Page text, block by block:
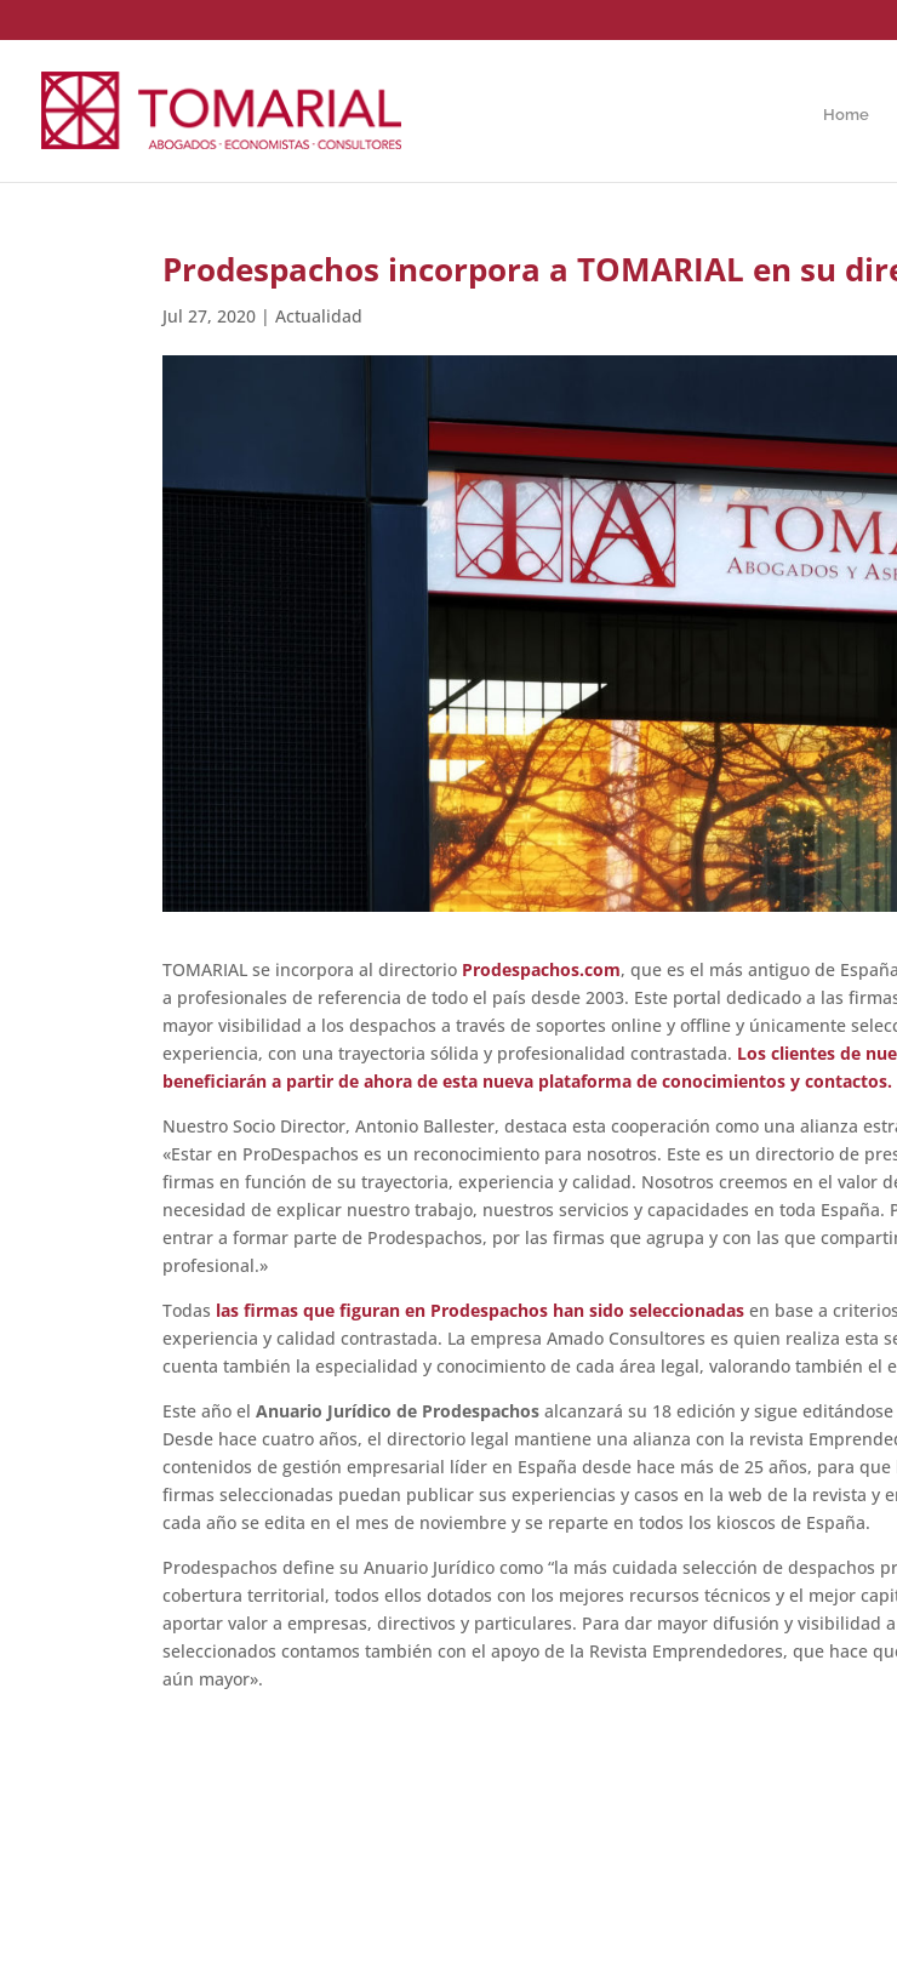
Home
Prodespachos incorpora a TOMARIAL en su
Jul 27, 2020 |Actualidad
TOMARIAL se incorpora al directorio Prodespachos.com, que es el más antiguo de
a profesionales de referencia de todo el país desde 2003. Este portal dedicado a las
mayor visibilidad a los despachos a través de soportes online y offline y únicamente
experiencia, con una trayectoria sólida y profesionalidad contrastada. Los clientes de
beneficiarán a partir de ahora de esta nueva plataforma de conocimientos y contactos.
Nuestro Socio Director, Antonio Ballester, destaca esta cooperación como una alianza
«Estar en ProDespachos es un reconocimiento para nosotros. Este es un directorio de
firmas en función de su trayectoria, experiencia y calidad. Nosotros creemos en el valor
necesidad de explicar nuestro trabajo, nuestros servicios y capacidades en toda España.
entrar a formar parte de Prodespachos, por las firmas que agrupa y con las que
profesional.»
Todas las firmas que figuran en Prodespachos han sido seleccionadas en base a
experiencia y calidad contrastada. La empresa Amado Consultores es quien realiza esta
cuenta también la especialidad y conocimiento de cada área legal, valorando también el
Este año elAnuario Jurídico de Prodespachos alcanzará su 18 edición y sigue
Desde hace cuatro años, el directorio legal mantiene una alianza con la revista
contenidos de gestión empresarial líder en España desde hace más de 25 años, para
firmas seleccionadas puedan publicar sus experiencias y casos en la web de la revista y
cada año se edita en el mes de noviembre y se reparte en todos los kioscos de España.
Prodespachos define su Anuario Jurídico como “la más cuidada selección de despachos
cobertura territorial, todos ellos dotados con los mejores recursos técnicos y el mejor
aportar valor a empresas, directivos y particulares. Para dar mayor difusión y visibilidad
seleccionados contamos también con el apoyo de la Revista Emprendedores, que hace
aún mayor».